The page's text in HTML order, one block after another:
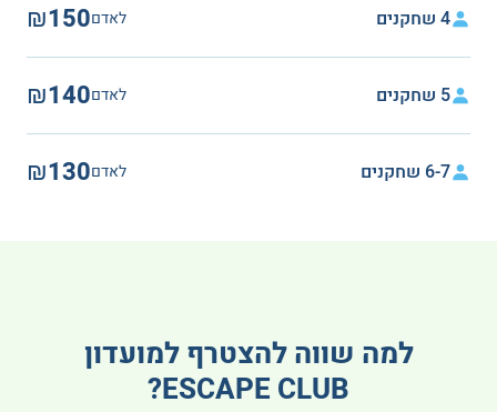
4 שחקנים לאדם₪150
5 שחקנים לאדם₪140
6-7 שחקנים לאדם₪130
למה שווה להצטרף למועדון
ESCAPE CLUB?